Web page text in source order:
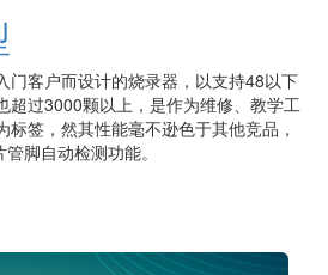
门客户而设计的烧录器，以支持48以下
超过3000颗以上，是作为维修、教学工
签，然其性能毫不逊色于其他竞品，
脚自动检测功能。